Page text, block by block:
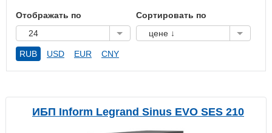
Отображать по
24
Сортировать по
цене ↓
RUB USD EUR CNY
ИБП Inform Legrand Sinus EVO SES 210